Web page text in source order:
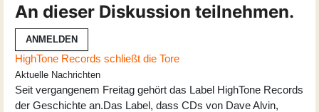
An dieser Diskussion teilnehmen.
ANMELDEN
HighTone Records schließt die Tore
Aktuelle Nachrichten
Seit vergangenem Freitag gehört das Label HighTone Records
der Geschichte an.Das Label, dass CDs von Dave Alvin,